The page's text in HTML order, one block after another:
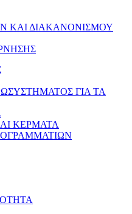
ΚΑΙ ΔΙΑΚΑΝΟΝΙΣΜΟΥ
ΓΙΑ ΤΑ
ΚΕΡΜΑΤΑ